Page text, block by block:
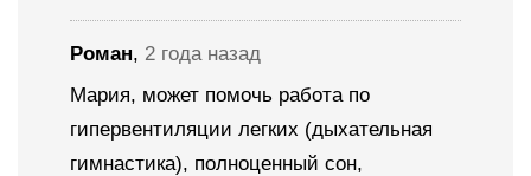
Роман, 2 года назад
Мария, может помочь работа по
гипервентиляции легких (дыхательная
гимнастика), полноценный сон,